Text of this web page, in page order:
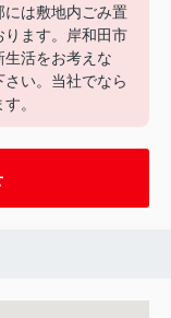
には敷地内ごみ置
ります。岸和田市
生活をお考えな
い。当社でなら
。